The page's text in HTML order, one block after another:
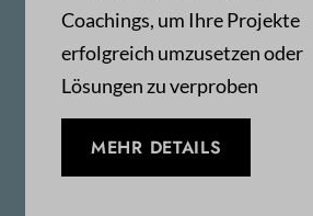
Coachings, um Ihre Projekte
erfolgreich umzusetzen oder
Lösungen zu verproben
MEHR DETAILS